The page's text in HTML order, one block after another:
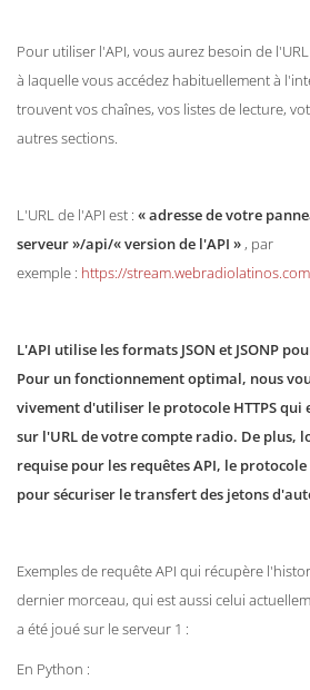
Pour utiliser l'API, vous aurez besoin de
à laquelle vous accédez habituellement à
trouvent vos chaînes, vos listes de lecture,
autres sections.
L'URL de l'API est : « adresse de votre
serveur »/api/« version de l'API » , par
exemple : https://
L'API utilise les formats JSON et JSONP
Pour un fonctionnement optimal, nous
vivement d'utiliser le protocole HTTPS
sur l'URL de votre compte radio. De plus,
requise pour les requêtes API, le protocole
pour sécuriser le transfert des jetons
Exemples de requête API qui récupère
dernier morceau, qui est aussi celui
a été joué sur le serveur 1 :
En Python :